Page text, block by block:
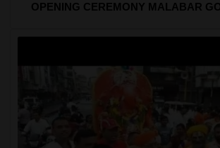
OPENING CEREMONY MALABAR